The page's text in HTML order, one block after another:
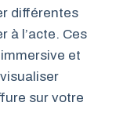
différentes
à l’acte. Ces
et
sur votre